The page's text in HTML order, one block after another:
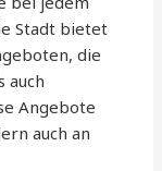
Stadt bietet
die
auch
Angebote
auch an